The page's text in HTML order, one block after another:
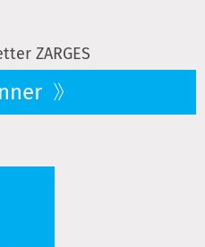
ZARGES